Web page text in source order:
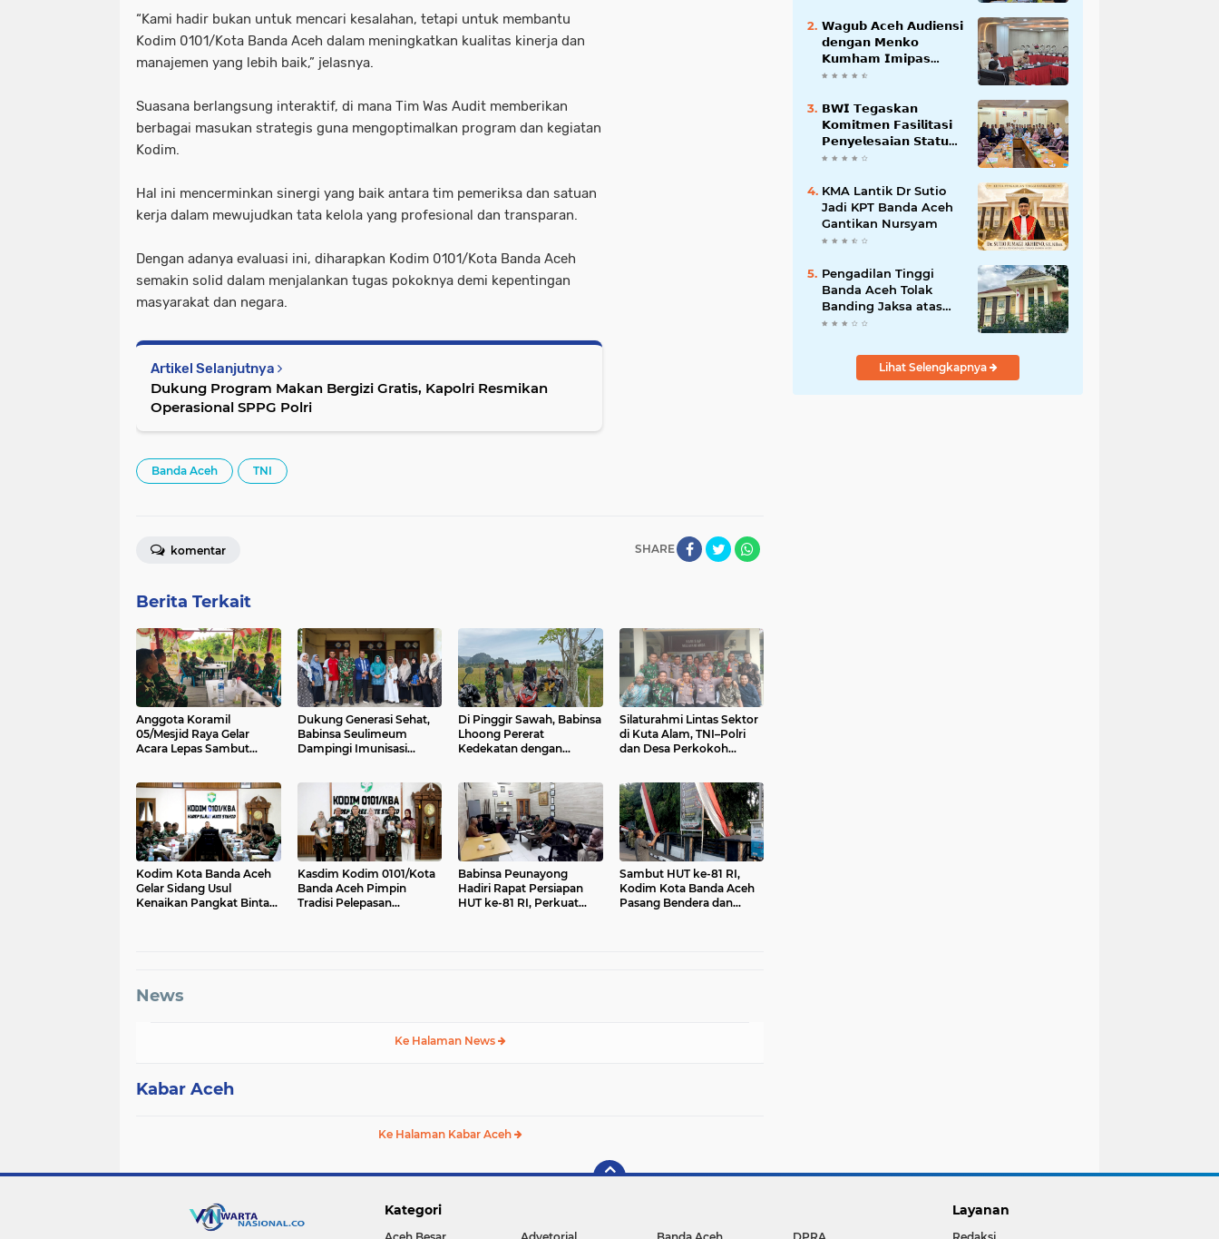
“Kami hadir bukan untuk mencari kesalahan, tetapi untuk membantu
Kodim 0101/Kota Banda Aceh dalam meningkatkan kualitas kinerja dan
manajemen yang lebih baik,” jelasnya.
Suasana berlangsung interaktif, di mana Tim Was Audit memberikan
berbagai masukan strategis guna mengoptimalkan program dan kegiatan
Kodim.
Hal ini mencerminkan sinergi yang baik antara tim pemeriksa dan satuan
kerja dalam mewujudkan tata kelola yang profesional dan transparan.
Dengan adanya evaluasi ini, diharapkan Kodim 0101/Kota Banda Aceh
semakin solid dalam menjalankan tugas pokoknya demi kepentingan
masyarakat dan negara.
Artikel Selanjutnya
Dukung Program Makan Bergizi Gratis, Kapolri Resmikan
Operasional SPPG Polri
Banda Aceh TNI
SHARE
komentar
Berita Terkait
Anggota Koramil
05/Mesjid Raya Gelar
Acara Lepas Sambut
Dukung Generasi Sehat,
Babinsa Seulimeum
Dampingi Imunisasi
Di Pinggir Sawah, Babinsa
Lhoong Pererat
Kedekatan dengan
Silaturahmi Lintas Sektor
di Kuta Alam, TNI–Polri
dan Desa Perkokoh
Kodim Kota Banda Aceh
Gelar Sidang Usul
Kenaikan Pangkat Bintara
Kasdim Kodim 0101/Kota
Banda Aceh Pimpin
Tradisi Pelepasan
Babinsa Peunayong
Hadiri Rapat Persiapan
HUT ke-81 RI, Perkuat
Sambut HUT ke-81 RI,
Kodim Kota Banda Aceh
Pasang Bendera dan
News
Ke Halaman News
Kabar Aceh
Ke Halaman Kabar Aceh
𝗪𝗮𝗴𝘂𝗯 𝗔𝗰𝗲𝗵 𝗔𝘂𝗱𝗶𝗲𝗻𝘀𝗶
𝗱𝗲𝗻𝗴𝗮𝗻 𝗠𝗲𝗻𝗸𝗼
𝗞𝘂𝗺𝗵𝗮𝗺 𝗜𝗺𝗶𝗽𝗮𝘀
𝗧𝗲𝗿𝗸𝗮𝗶𝘁 𝗦𝘁𝗮𝘁𝘂𝘀 𝗪𝗮𝗸𝗮𝗳
𝗕𝗪𝗜 𝗧𝗲𝗴𝗮𝘀𝗸𝗮𝗻
𝗞𝗼𝗺𝗶𝘁𝗺𝗲𝗻 𝗙𝗮𝘀𝗶𝗹𝗶𝘁𝗮𝘀𝗶
𝗣𝗲𝗻𝘆𝗲𝗹𝗲𝘀𝗮𝗶𝗮𝗻 𝗦𝘁𝗮𝘁𝘂𝘀
𝗪𝗮𝗸𝗮𝗳 𝗕𝗹𝗮𝗻𝗴 𝗣𝗮𝗱𝗮𝗻𝗴
KMA Lantik Dr Sutio
Jadi KPT Banda Aceh
Gantikan Nursyam
Pengadilan Tinggi
Banda Aceh Tolak
Banding Jaksa atas
Putusan Bebas Kasus
Lihat Selengkapnya
Kategori Layanan